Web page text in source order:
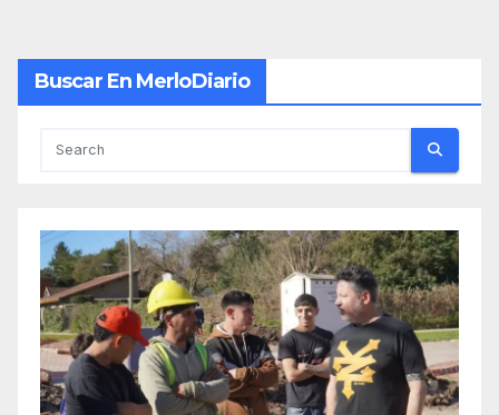
Buscar En MerloDiario